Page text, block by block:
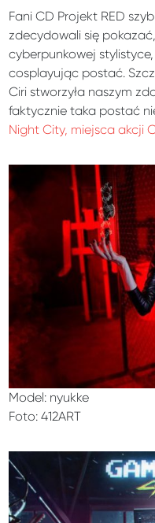
Fani CD Projekt RED
zdecydowali się
cyberpunkowej
cosplayując postać.
Ciri stworzyła naszym
faktycznie taka postać
Night City, miejsca akcji
Model: nyukke
Foto: 412ART